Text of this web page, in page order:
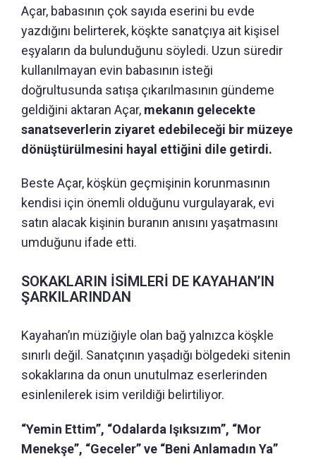
Açar, babasının çok sayıda eserini bu evde
yazdığını belirterek, köşkte sanatçıya ait kişisel
eşyaların da bulunduğunu söyledi. Uzun süredir
kullanılmayan evin babasının isteği
doğrultusunda satışa çıkarılmasının gündeme
geldiğini aktaran Açar, mekanın gelecekte
sanatseverlerin ziyaret edebileceği bir müzeye
dönüştürülmesini hayal ettiğini dile getirdi.
Beste Açar, köşkün geçmişinin korunmasının
kendisi için önemli olduğunu vurgulayarak, evi
satın alacak kişinin buranın anısını yaşatmasını
umduğunu ifade etti.
SOKAKLARIN İSİMLERİ DE KAYAHAN’IN
ŞARKILARINDAN
Kayahan’ın müziğiyle olan bağ yalnızca köşkle
sınırlı değil. Sanatçının yaşadığı bölgedeki sitenin
sokaklarına da onun unutulmaz eserlerinden
esinlenilerek isim verildiği belirtiliyor.
“Yemin Ettim”, “Odalarda Işıksızım”, “Mor
Menekşe”, “Geceler” ve “Beni Anlamadın Ya”